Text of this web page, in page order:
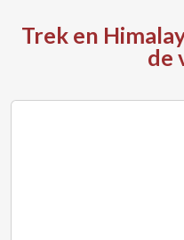
Trek en
de